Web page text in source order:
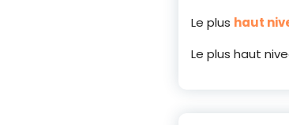
Le plus haut
Le plus haut